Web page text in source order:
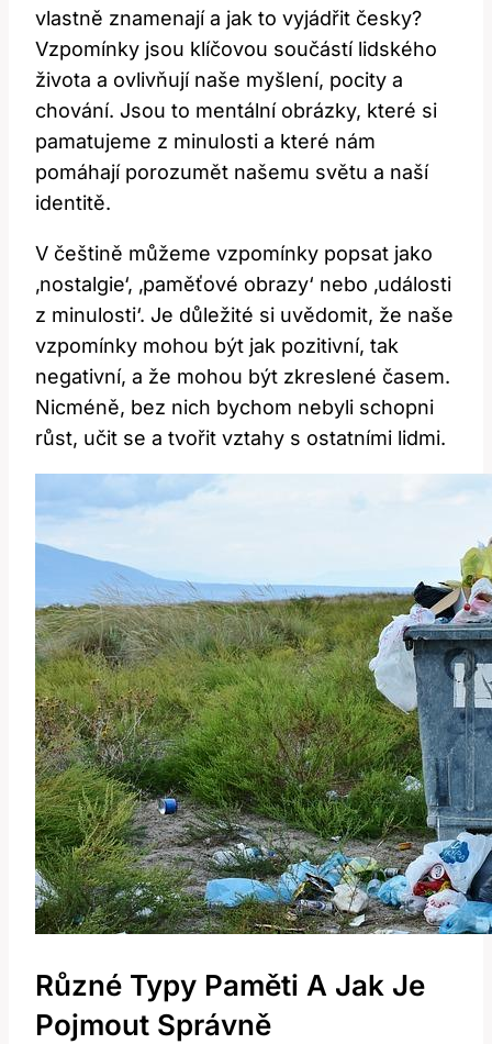
vlastně znamenají a jak to vyjádřit česky?
Vzpomínky jsou klíčovou součástí lidského
života a ovlivňují naše myšlení, pocity a
chování. Jsou to mentální obrázky, které si
pamatujeme z minulosti a které nám
pomáhají porozumět našemu světu a naší
identitě.
V češtině můžeme vzpomínky popsat jako
‚nostalgie‘, ‚paměťové obrazy‘ nebo ‚události
z minulosti‘. Je důležité si uvědomit, že naše
vzpomínky mohou být jak pozitivní, tak
negativní, a že mohou být zkreslené časem.
Nicméně, bez nich bychom nebyli schopni
růst, učit se a tvořit vztahy s ostatními lidmi.
Různé Typy Paměti A Jak Je
Pojmout Správně